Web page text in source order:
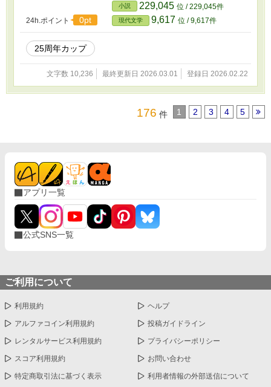
24h.ポイント 0pt
小説 229,045 位 / 229,045件
現代文学 9,617 位 / 9,617件
25周年カップ
文字数 10,236 最終更新日 2026.03.01 登録日 2026.02.22
176 件 1 2 3 4 5
アプリ一覧
公式SNS一覧
ご利用について
利用規約 ヘルプ
アルファコイン利用規約 投稿ガイドライン
レンタルサービス利用規約 プライバシーポリシー
スコア利用規約 お問い合わせ
特定商取引法に基づく表示 利用者情報の外部送信について